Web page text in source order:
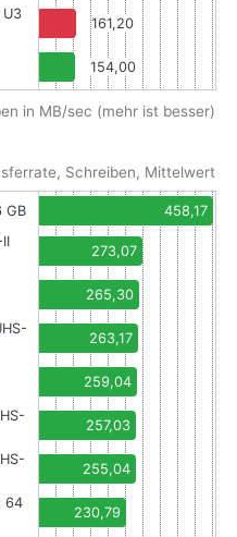
U3
161,20
154,00
in MB/sec (mehr ist besser)
Schreiben, Mittelwert
GB
458,17
273,07
265,30
263,17
259,04
257,03
255,04
64
230,79